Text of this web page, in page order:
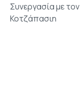
Συνεργασία με
Κοτζάπασιη